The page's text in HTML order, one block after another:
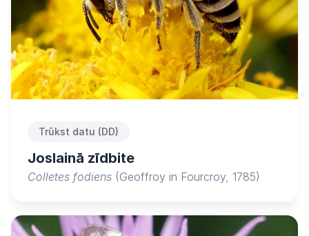
Trūkst datu (DD)
Joslainā zīdbite
Colletes fodiens (Geoffroy in Fourcroy, 1785)